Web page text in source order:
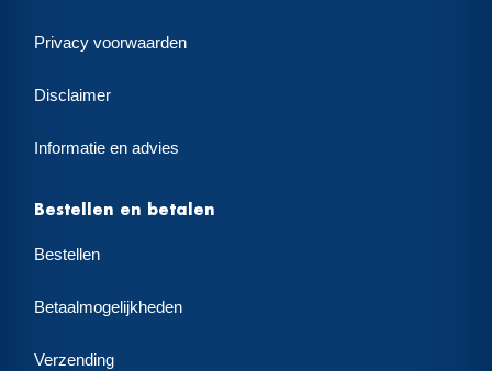
Privacy voorwaarden
Disclaimer
Informatie en advies
Bestellen en betalen
Bestellen
Betaalmogelijkheden
Verzending